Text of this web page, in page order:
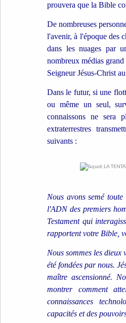
prouvera que la Bible
De nombreuses
l'avenir, à l'époque des
dans les nuages ​​par
nombreux médias
Seigneur Jésus-Christ
Dans le futur, si une
ou même un seul,
connaissons ne sera
extraterrestres
suivants :
Nous avons semé
l'ADN des premiers
Testament qui
rapportent votre Bible,
Nous sommes les dieux
été fondées par nous.
maître ascensionné.
montrer comment
connaissances
capacités et des